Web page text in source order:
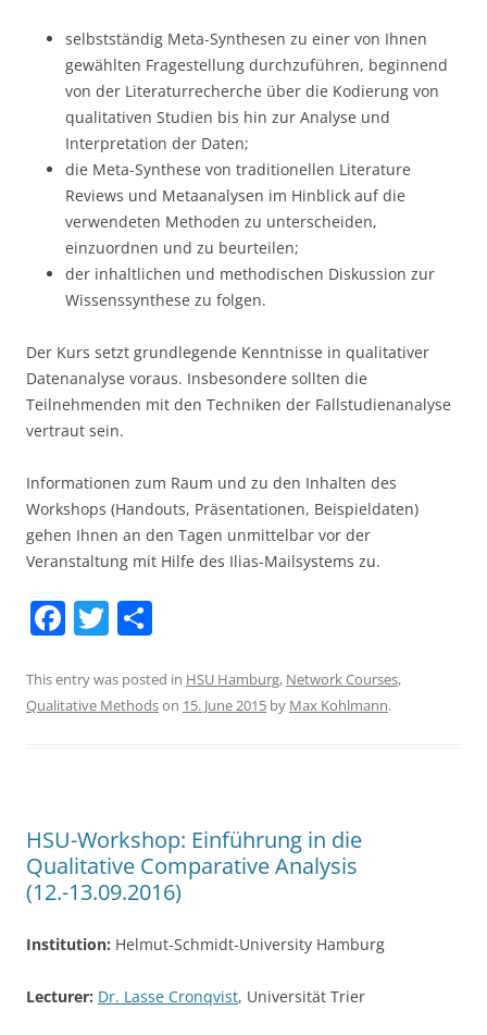
selbstständig Meta-Synthesen zu einer von Ihnen
gewählten Fragestellung durchzuführen, beginnend
von der Literaturrecherche über die Kodierung von
qualitativen Studien bis hin zur Analyse und
Interpretation der Daten;
die Meta-Synthese von traditionellen Literature
Reviews und Metaanalysen im Hinblick auf die
verwendeten Methoden zu unterscheiden,
einzuordnen und zu beurteilen;
der inhaltlichen und methodischen Diskussion zur
Wissenssynthese zu folgen.
Der Kurs setzt grundlegende Kenntnisse in qualitativer
Datenanalyse voraus. Insbesondere sollten die
Teilnehmenden mit den Techniken der Fallstudienanalyse
vertraut sein.
Informationen zum Raum und zu den Inhalten des
Workshops (Handouts, Präsentationen, Beispieldaten)
gehen Ihnen an den Tagen unmittelbar vor der
Veranstaltung mit Hilfe des Ilias-Mailsystems zu.
F
c
e
o
k
T
itt
er
ar
e
This entry was posted in HSU Hamburg, Network Courses,
Qualitative Methodson 15. June 2015 by Max Kohlmann.
HSU-Workshop: Einführung in die
Qualitative Comparative Analysis
(12.-13.09.2016)
Institution: Helmut-Schmidt-University Hamburg
Lecturer: Dr. Lasse Cronqvist, Universität Trier